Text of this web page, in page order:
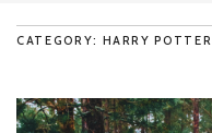
CATEGORY: HARRY POTTER